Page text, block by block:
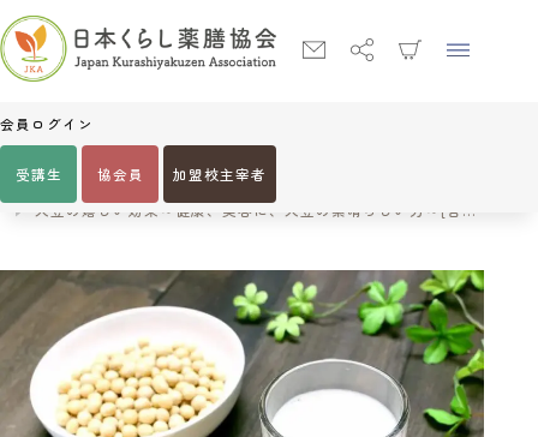
会員ログイン
受講生 協会員 加盟校主宰者
Home
美容・健康コラム
大豆の嬉しい効果～健康、美容に、大豆の素晴らしい力～[吉田管理栄養士]